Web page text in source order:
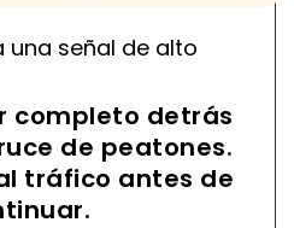
una señal de alto
completo detrás
de peatones.
tráfico antes de